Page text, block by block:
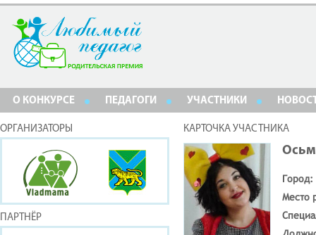
О КОНКУРСЕ ПЕДАГОГИ УЧАСТНИКИ
ОРГАНИЗАТОРЫ
ПАРТНЁР
КАРТОЧКА УЧАСТНИКА
Город:
Место